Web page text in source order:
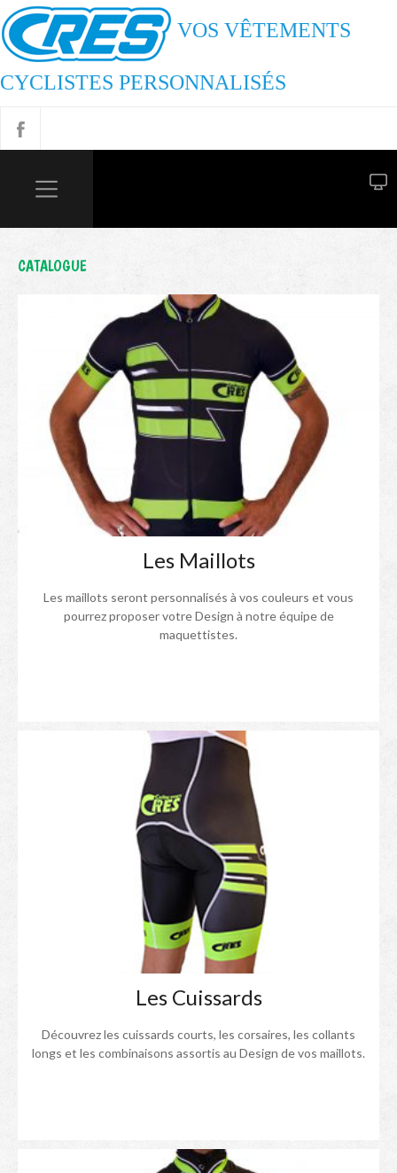
VOS VÊTEMENTS
CYCLISTES PERSONNALISÉS
CATALOGUE
Les Maillots
Les maillots seront personnalisés à vos couleurs et vous
pourrez proposer votre Design à notre équipe de
maquettistes.
Les Cuissards
Découvrez les cuissards courts, les corsaires, les collants
longs et les combinaisons assortis au Design de vos maillots.